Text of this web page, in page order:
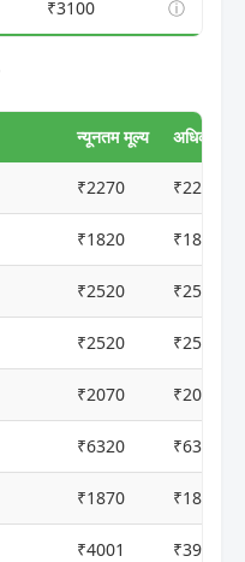
₹3100 ⓘ
न्यूनतम मूल्य अधिकतम
₹2270 ₹2250
₹1820 ₹1800
₹2520 ₹2550
₹2520 ₹2500
₹2070 ₹2050
₹6320 ₹6300
₹1870 ₹1850
₹4001 ₹3981